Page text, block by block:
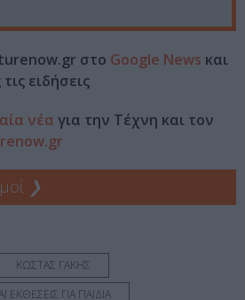
στο Google News και
ειδήσεις
νέα για την Τέχνη και τον
❯
ΚΩΣΤΑΣ ΓΑΚΗΣ
ΕΚΘΕΣΕΙΣ ΓΙΑ ΠΑΙΔΙΑ